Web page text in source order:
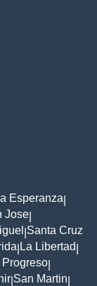
Esperanza
Jose
Santa Cruz
La Libertad
Progreso
San Martin